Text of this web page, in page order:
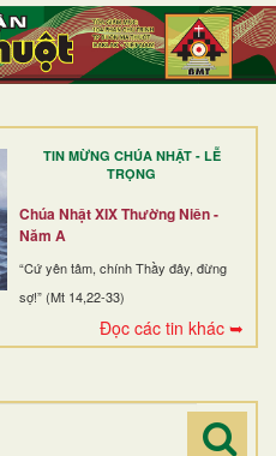
TIN MỪNG CHÚA NHẬT - LỄ
TRỌNG
Chúa Nhật XIX Thường Niên -
Năm A
“Cứ yên tâm, chính Thầy đây, đừng
sợ!” (Mt 14,22-33)
Đọc các tin khác ➥